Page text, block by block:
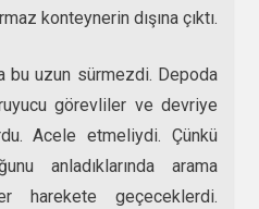
konteynerin dışına çıktı.
bu uzun sürmezdi. Depoda
görevliler ve devriye
Acele etmeliydi. Çünkü
anladıklarında arama
harekete geçeceklerdi.